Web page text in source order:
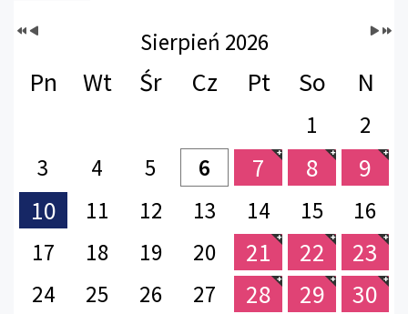
Sierpień 2026
Pn Wt Śr Cz Pt So N
1
2
3
4 5 6 7 8
9
10
11 12 13 14 15
16
17
18 19 20 21 22 23
24 25 26 27 28 29 30